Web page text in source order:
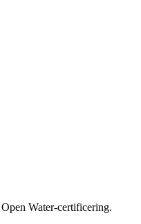
Water-certificering.